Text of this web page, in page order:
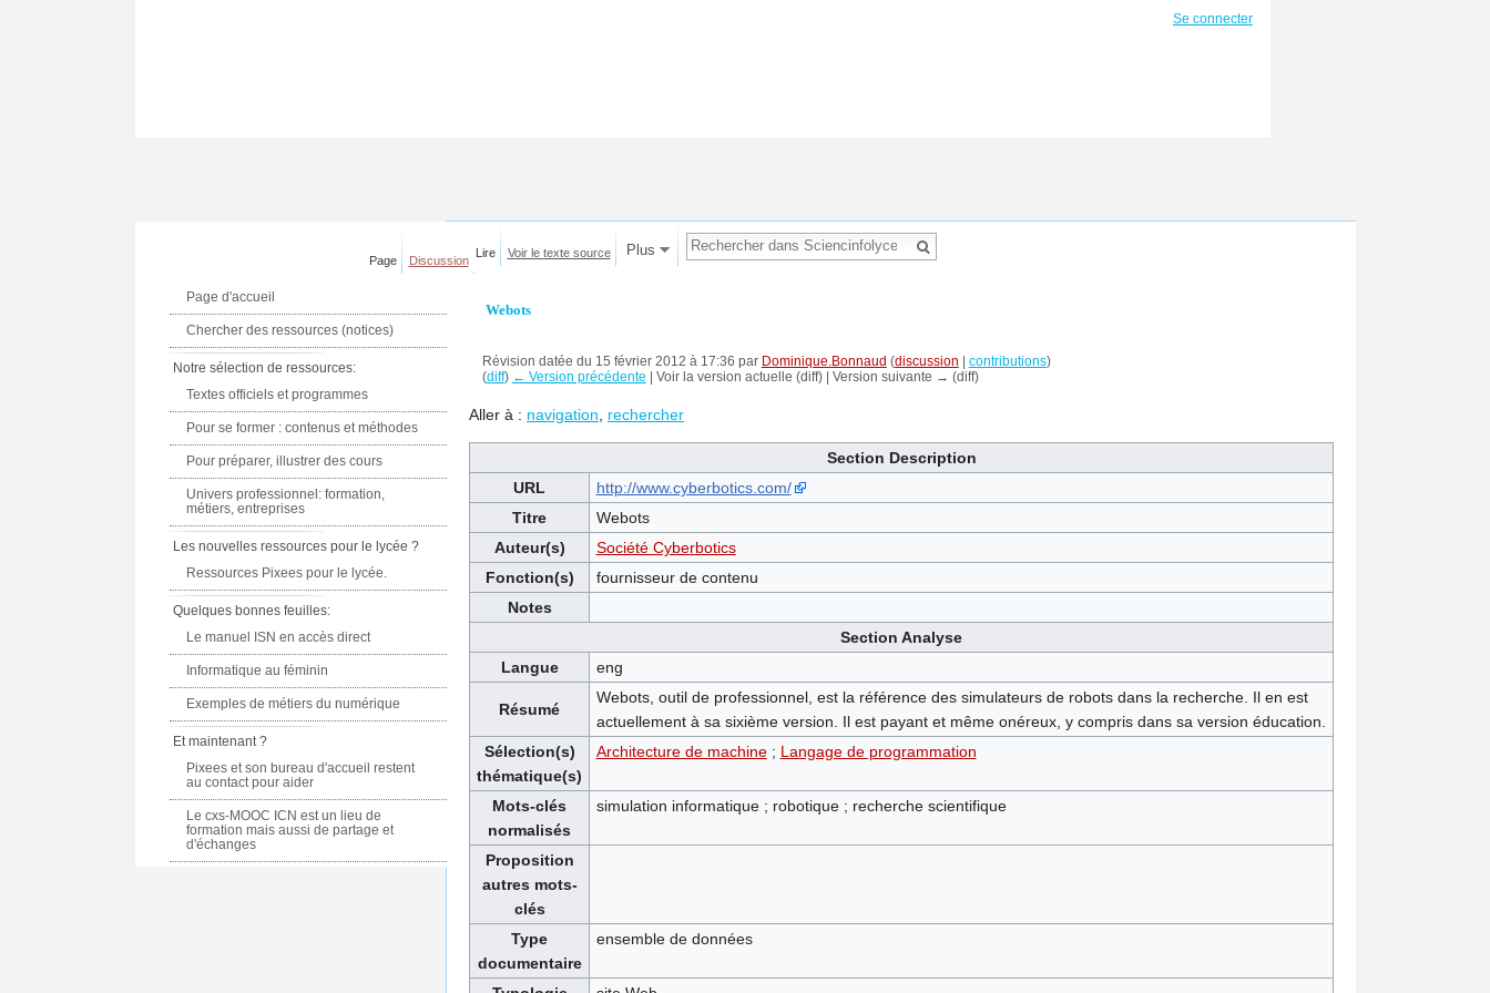
Webots
Révision datée du 15 février 2012 à 17:36 par Dominique.Bonnaud (discussion | contributions)
(diff) ← Version précédente | Voir la version actuelle (diff) | Version suivante → (diff)
Aller à : navigation, rechercher
Section Description
URL
http://www.cyberbotics.com/
Titre
Webots
Auteur(s)
Société Cyberbotics
Fonction(s)
fournisseur de contenu
Notes
Section Analyse
Langue
eng
Résumé
Webots, outil de professionnel, est la référence des simulateurs de robots dans la recherche. Il en est
actuellement à sa sixième version. Il est payant et même onéreux, y compris dans sa version éducation.
Sélection(s)
thématique(s)
Architecture de machine; Langage de programmation
Mots-clés
normalisés
simulation informatique ; robotique ; recherche scientifique
Proposition
autres mots-
clés
Type
documentaire
ensemble de données
Se connecter
Page Discussion
Lire Voir le texte source Plus
Page d'accueil
Chercher des ressources (notices)
Notre sélection de ressources:
Textes officiels et programmes
Pour se former : contenus et méthodes
Pour préparer, illustrer des cours
Univers professionnel: formation,
métiers, entreprises
Les nouvelles ressources pour le lycée ?
Ressources Pixees pour le lycée.
Quelques bonnes feuilles:
Le manuel ISN en accès direct
Informatique au féminin
Exemples de métiers du numérique
Et maintenant ?
Pixees et son bureau d'accueil restent
au contact pour aider
Le cxs-MOOC ICN est un lieu de
formation mais aussi de partage et
d'échanges